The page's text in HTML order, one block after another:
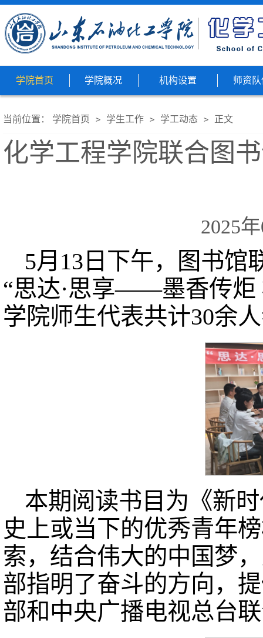
学院首页 学院概况 机构设置 师资
当前位置： 学院首页 > 学生工作 > 学工动态 > 正文
化学工程学院联合图
2025
5月13日下午，图书馆
“思达·思享——墨香传炬
学院师生代表共计30余
本期阅读书目为《新
史上或当下的优秀青年
索，结合伟大的中国梦
部指明了奋斗的方向，
部和中央广播电视总台